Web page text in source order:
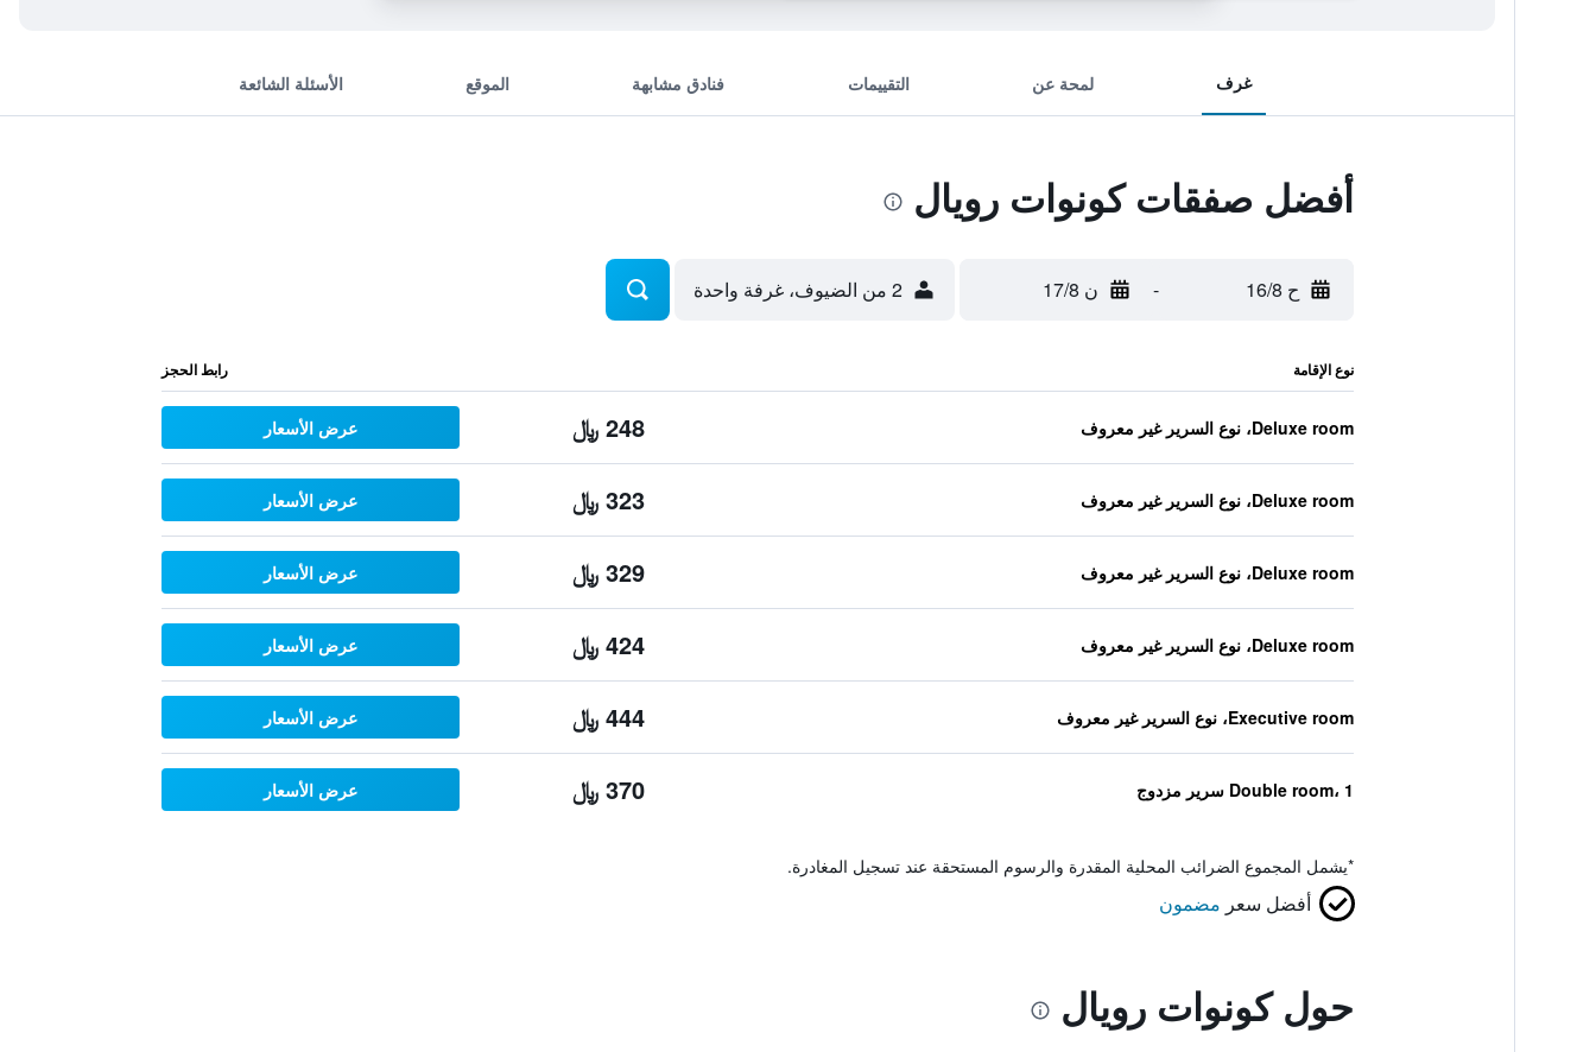
غرف لمحة عن التقييمات فنادق مشابهة الموقع الأسئلة الشائعة
أفضل صفقات كونوات رويال
ح 16/8 - ن 17/8 2 من الضيوف، غرفة واحدة
نوع الإقامة رابط الحجز
Deluxe room، نوع السرير غير معروف 248 ﷼ عرض الأسعار
Deluxe room، نوع السرير غير معروف 323 ﷼ عرض الأسعار
Deluxe room، نوع السرير غير معروف 329 ﷼ عرض الأسعار
Deluxe room، نوع السرير غير معروف 424 ﷼ عرض الأسعار
Executive room، نوع السرير غير معروف 444 ﷼ عرض الأسعار
Double room، 1 سرير مزدوج 370 ﷼ عرض الأسعار
*يشمل المجموع الضرائب المحلية المقدرة والرسوم المستحقة عند تسجيل المغادرة.
أفضل سعر مضمون
حول كونوات رويال